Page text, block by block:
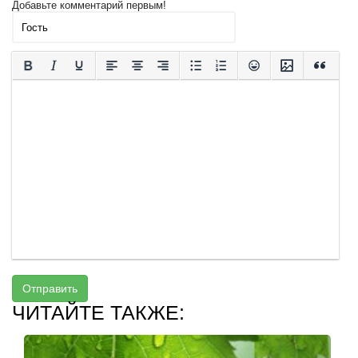
Добавьте комментарий первым!
Отправить
ЧИТАЙТЕ ТАКЖЕ: